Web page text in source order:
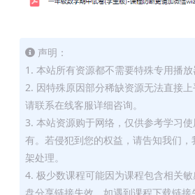
声明：
1. 本站所有资源都不需要特殊专用播放
2. 因特殊原因部分稀缺资源无法直接
请联系在线客服详细咨询。
3. 本站资源购于网络，仅供参考学习
有。若侵犯到您的权益，请告知我们
架处理。
4. 极少数课程可能因为课程包含相关